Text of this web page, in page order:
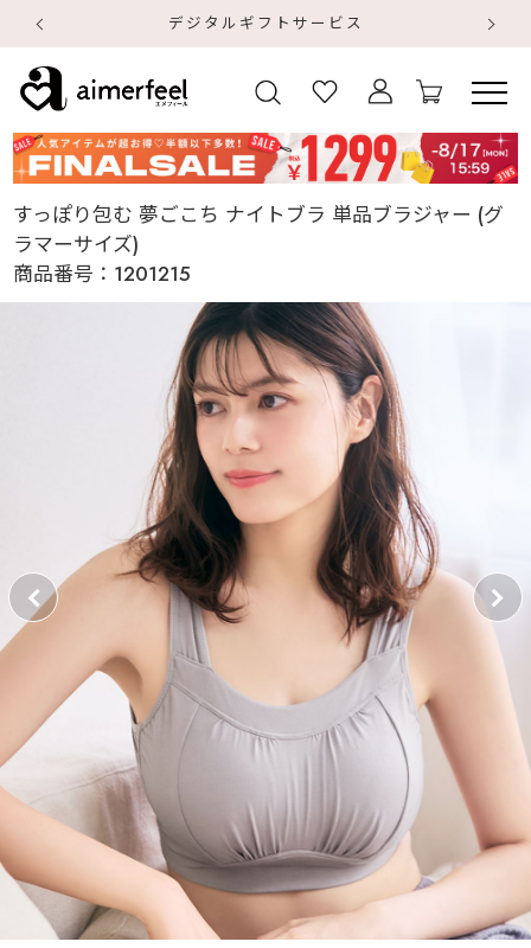
デジタルギフトサービス
すっぽり包む 夢ごこち ナイトブラ 単品ブラジャー (グ
ラマーサイズ)
商品番号： 1201215